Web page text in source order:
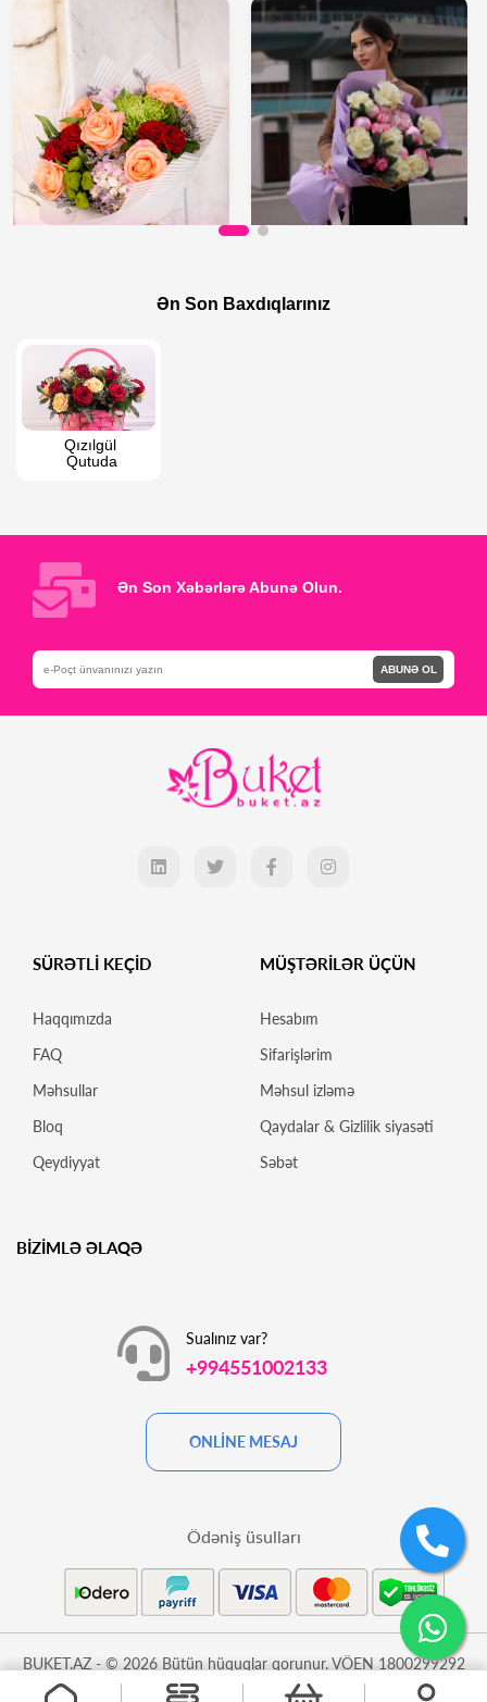
Elegant Rəngli Güllər Yeni il qızılgül buketi
Ən Son Baxdıqlarınız
Qızılgül
Qutuda
Ən Son Xəbərlərə Abunə Olun.
ABUNƏ OL
SÜRƏTLİ KEÇİD
Haqqımızda
FAQ
Məhsullar
Bloq
Qeydiyyat
MÜŞTƏRİLƏR ÜÇÜN
Hesabım
Sifarişlərim
Məhsul izləmə
Qaydalar & Gizlilik siyasəti
Səbət
BİZİMLƏ ƏLAQƏ
Sualınız var?
+994551002133
ONLİNE MESAJ
BUKET.AZ - © 2026 Bütün hüquqlar qorunur. VÖEN 1800299292
Ödəniş üsulları